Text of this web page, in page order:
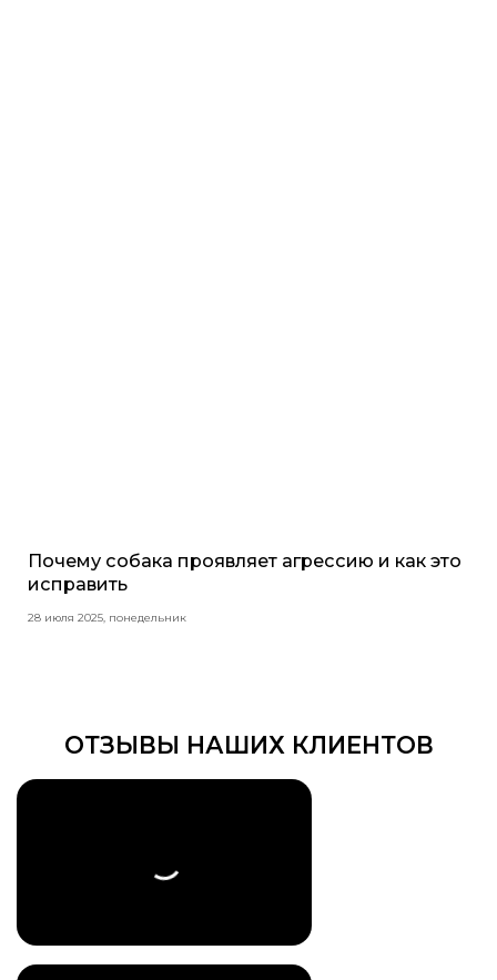
Почему собака проявляет агрессию и как это
исправить
28 июля 2025, понедельник
ОТЗЫВЫ НАШИХ КЛИЕНТОВ